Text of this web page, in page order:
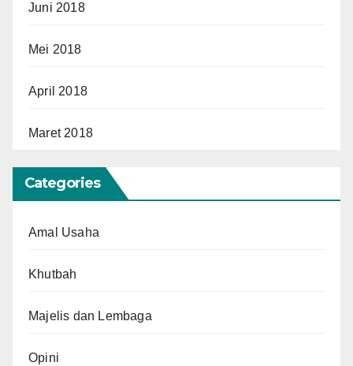
Juni 2018
Mei 2018
April 2018
Maret 2018
Categories
Amal Usaha
Khutbah
Majelis dan Lembaga
Opini